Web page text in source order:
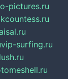
pictures.ru
vip-surfing.ru